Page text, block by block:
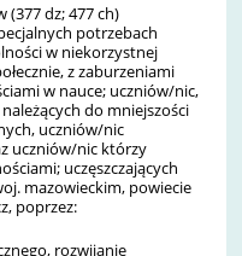
(377 dz; 477 ch)
potrzebach
w niekorzystnej
z zaburzeniami
w nauce; uczniów/nic,
do mniejszości
uczniów/nic
uczniów/nic którzy
uczęszczających
mazowieckim, powiecie
poprzez:
rozwijanie